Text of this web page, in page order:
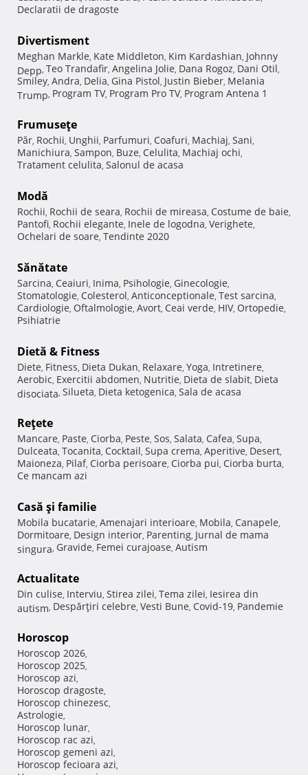
Declaratii de dragoste
Divertisment
Meghan Markle, Kate Middleton, Kim Kardashian, Johnny
Depp, Teo Trandafir, Angelina Jolie, Dana Rogoz, Dani Otil,
Smiley, Andra, Delia, Gina Pistol, Justin Bieber, Melania
Trump, Program TV, Program Pro TV, Program Antena 1
Frumuseţe
Păr, Rochii, Unghii, Parfumuri, Coafuri, Machiaj, Sani,
Manichiura, Sampon, Buze, Celulita, Machiaj ochi,
Tratament celulita, Salonul de acasa
Modă
Rochii, Rochii de seara, Rochii de mireasa, Costume de baie,
Pantofi, Rochii elegante, Inele de logodna, Verighete,
Ochelari de soare, Tendinte 2020
Sănătate
Sarcina, Ceaiuri, Inima, Psihologie, Ginecologie,
Stomatologie, Colesterol, Anticonceptionale, Test sarcina,
Cardiologie, Oftalmologie, Avort, Ceai verde, HIV, Ortopedie,
Psihiatrie
Dietă & Fitness
Diete, Fitness, Dieta Dukan, Relaxare, Yoga, Intretinere,
Aerobic, Exercitii abdomen, Nutritie, Dieta de slabit, Dieta
disociata, Silueta, Dieta ketogenica, Sala de acasa
Reţete
Mancare, Paste, Ciorba, Peste, Sos, Salata, Cafea, Supa,
Dulceata, Tocanita, Cocktail, Supa crema, Aperitive, Desert,
Maioneza, Pilaf, Ciorba perisoare, Ciorba pui, Ciorba burta,
Ce mancam azi
Casă şi familie
Mobila bucatarie, Amenajari interioare, Mobila, Canapele,
Dormitoare, Design interior, Parenting, Jurnal de mama
singura, Gravide, Femei curajoase, Autism
Actualitate
Din culise, Interviu, Stirea zilei, Tema zilei, Iesirea din
autism, Despărţiri celebre, Vesti Bune, Covid-19, Pandemie
Horoscop
Horoscop 2026,
Horoscop 2025,
Horoscop azi,
Horoscop dragoste,
Horoscop chinezesc,
Astrologie,
Horoscop lunar,
Horoscop rac azi,
Horoscop gemeni azi,
Horoscop fecioara azi,